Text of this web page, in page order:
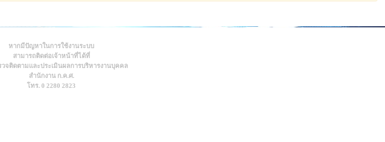
หากมีปัญหาในการใช้งานระบบ
สามารถติดต่อเจ้าหน้าที่ได้ที่
จติดตามและประเมินผลการบริหารงานบุคคล
สำนักงาน ก.ค.ศ.
โทร. 0 2280 2823